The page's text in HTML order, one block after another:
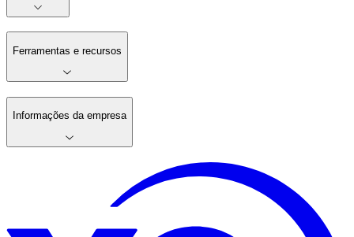
Ferramentas e recursos
Informações da empresa